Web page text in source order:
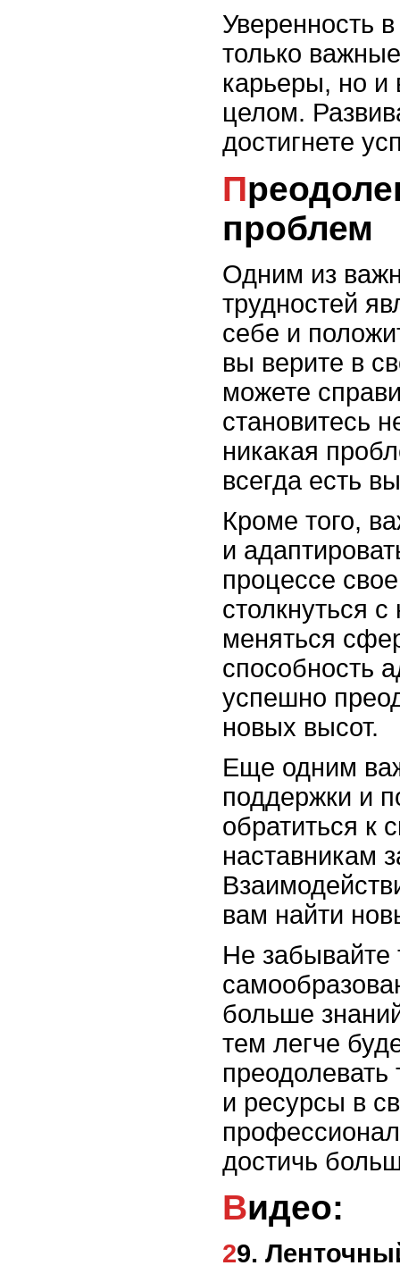
Уверенность
только
карьеры, но
целом.
достигнете
Преодоление трудностей и
проблем
Одним из
трудностей
себе и
вы верите в
можете
становитесь
никакая
всегда есть
Кроме того,
и
процессе
столкнуться
меняться
способность
успешно
новых высот.
Еще одним
поддержки и
обратиться к
наставникам
вам найти
Не забывайте
больше
тем легче
преодолевать
и ресурсы в
достичь
Видео:
29.